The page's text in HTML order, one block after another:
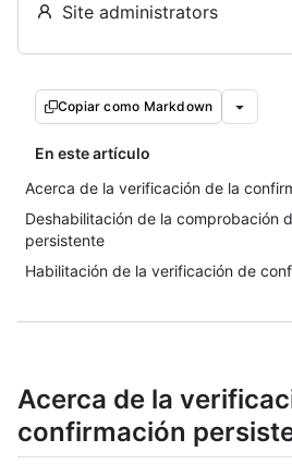
Site administrators
Copiar como Markdown
En este artículo
Acerca de la verificación de la
Deshabilitación de la comprobación
persistente
Habilitación de la verificación de
Acerca de la
confirmación